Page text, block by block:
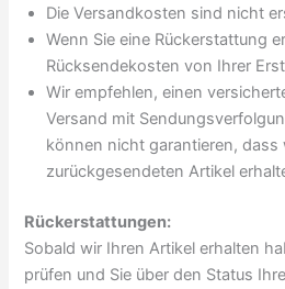
Die Versandkosten sind nicht
Wenn Sie eine Rückerstattung
Rücksendekosten von Ihrer
Wir empfehlen, einen
Versand mit
können nicht garantieren, dass
zurückgesendeten Artikel
Rückerstattungen:
Sobald wir Ihren Artikel erhalten
prüfen und Sie über den Status